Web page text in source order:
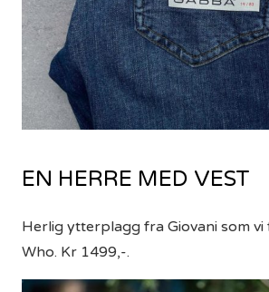
EN HERRE MED VEST
Herlig ytterplagg fra Giovani som vi
Who. Kr 1499,-.